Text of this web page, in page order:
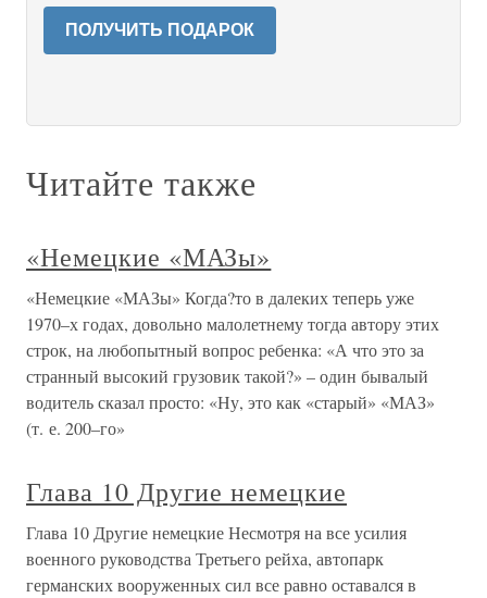
ПОЛУЧИТЬ ПОДАРОК
Читайте также
«Немецкие «МАЗы»
«Немецкие «МАЗы» Когда?то в далеких теперь уже
1970–х годах, довольно малолетнему тогда автору этих
строк, на любопытный вопрос ребенка: «А что это за
странный высокий грузовик такой?» – один бывалый
водитель сказал просто: «Ну, это как «старый» «МАЗ»
(т. е. 200–го»
Глава 10 Другие немецкие
Глава 10 Другие немецкие Несмотря на все усилия
военного руководства Третьего рейха, автопарк
германских вооруженных сил все равно оставался в